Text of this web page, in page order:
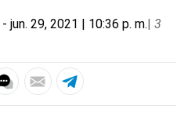
- jun. 29, 2021 | 10:36 p. m.| 3